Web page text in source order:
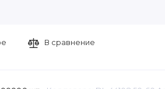
В сравнение